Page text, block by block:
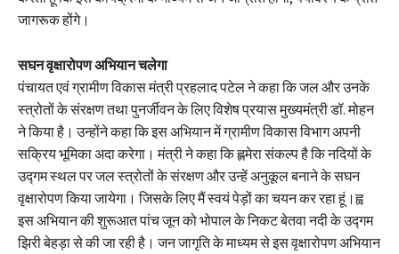
जागरूक होंगे।
सघन वृक्षारोपण अभियान चलेगा
पंचायत एवं ग्रामीण विकास मंत्री प्रहलाद पटेल ने कहा कि जल और उनके
स्त्रोतों के संरक्षण तथा पुनर्जीवन के लिए विशेष प्रयास मुख्यमंत्री डॉ. मोहन
ने किया है। उन्होंने कहा कि इस अभियान में ग्रामीण विकास विभाग अपनी
सक्रिय भूमिका अदा करेगा। मंत्री ने कहा कि ह्लमेरा संकल्प है कि नदियों के
उद्गम स्थल पर जल स्त्रोतों के संरक्षण और उन्हें अनुकूल बनाने के सघन
वृक्षारोपण किया जायेगा। जिसके लिए मैं स्वयं पेड़ों का चयन कर रहा हूं।ह्व
इस अभियान की शुरूआत पांच जून को भोपाल के निकट बेतवा नदी के उद्गम
झिरी बेहड़ा से की जा रही है। जन जागृति के माध्यम से इस वृक्षारोपण अभियान